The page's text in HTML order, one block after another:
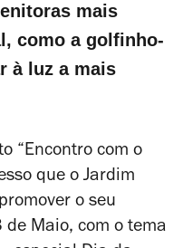
mais
como a golfinho-
à luz a mais
“Encontro com o
que o Jardim
o seu
de Maio, com o tema